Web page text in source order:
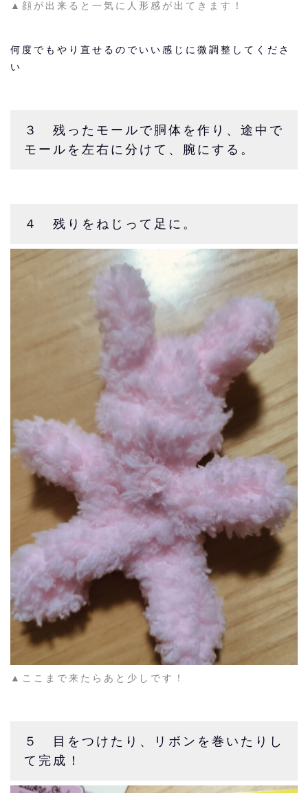
▲顔が出来ると一気に人形感が出てきます！
何度でもやり直せるのでいい感じに微調整してくださ
い
３ 残ったモールで胴体を作り、途中で
モールを左右に分けて、腕にする。
４ 残りをねじって足に。
▲ここまで来たらあと少しです！
５ 目をつけたり、リボンを巻いたりし
て完成！